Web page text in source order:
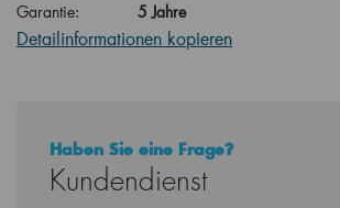
Garantie:
5 Jahre
Detailinformationen kopieren
Haben Sie eine Frage?
Kundendienst